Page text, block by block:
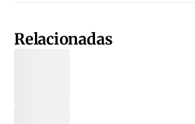
Relacionadas